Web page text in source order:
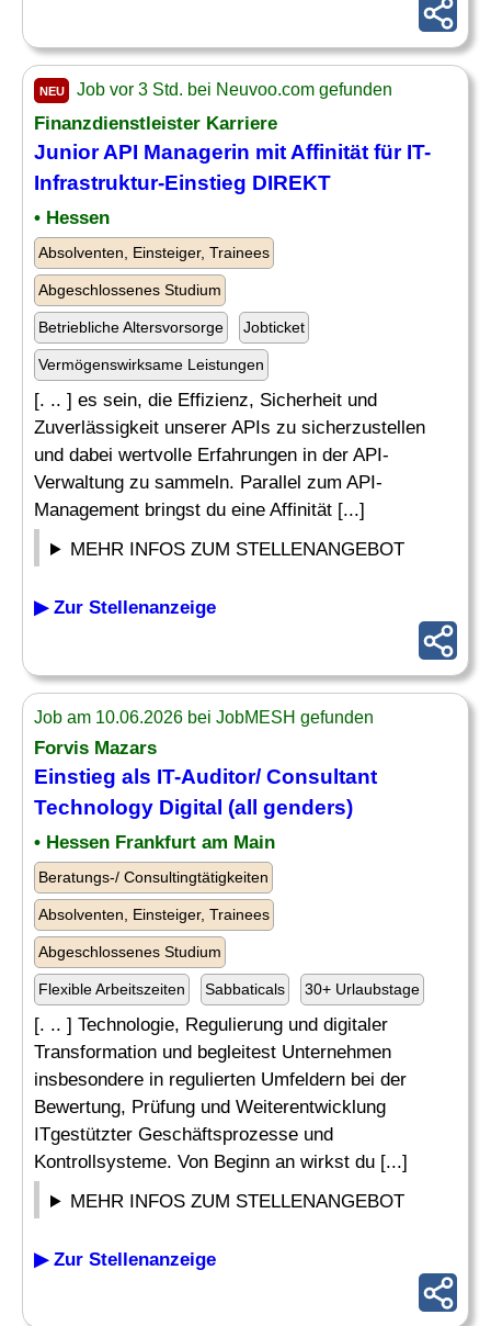
NEU Job vor 3 Std. bei Neuvoo.com gefunden
Finanzdienstleister Karriere
Junior API Managerin mit Affinität für IT-
Infrastruktur-Einstieg DIREKT
• Hessen
Absolventen, Einsteiger, Trainees
Abgeschlossenes Studium
Betriebliche Altersvorsorge Jobticket
Vermögenswirksame Leistungen
[. .. ] es sein, die Effizienz, Sicherheit und
Zuverlässigkeit unserer APIs zu sicherzustellen
und dabei wertvolle Erfahrungen in der API-
Verwaltung zu sammeln. Parallel zum API-
Management bringst du eine Affinität [...]
MEHR INFOS ZUM STELLENANGEBOT
▶ Zur Stellenanzeige
Job am 10.06.2026 bei JobMESH gefunden
Forvis Mazars
Einstieg als IT-Auditor/ Consultant
Technology Digital (all genders)
• Hessen Frankfurt am Main
Beratungs-/ Consultingtätigkeiten
Absolventen, Einsteiger, Trainees
Abgeschlossenes Studium
Flexible Arbeitszeiten Sabbaticals 30+ Urlaubstage
[. .. ] Technologie, Regulierung und digitaler
Transformation und begleitest Unternehmen
insbesondere in regulierten Umfeldern bei der
Bewertung, Prüfung und Weiterentwicklung
ITgestützter Geschäftsprozesse und
Kontrollsysteme. Von Beginn an wirkst du [...]
MEHR INFOS ZUM STELLENANGEBOT
▶ Zur Stellenanzeige